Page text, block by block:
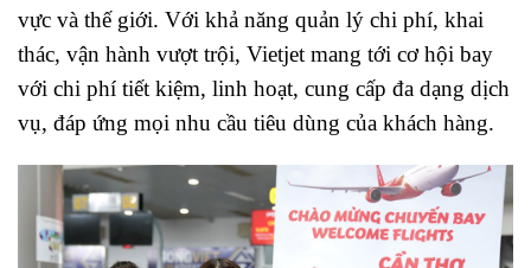
vực và thế giới. Với khả năng quản lý chi phí, khai
thác, vận hành vượt trội, Vietjet mang tới cơ hội bay
với chi phí tiết kiệm, linh hoạt, cung cấp đa dạng dịch
vụ, đáp ứng mọi nhu cầu tiêu dùng của khách hàng.